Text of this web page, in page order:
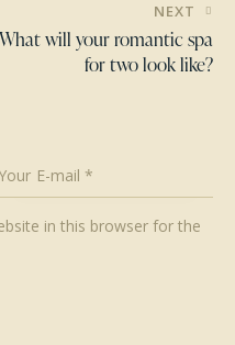
NEXT
What will your romantic spa
for two look like?
in this browser for the